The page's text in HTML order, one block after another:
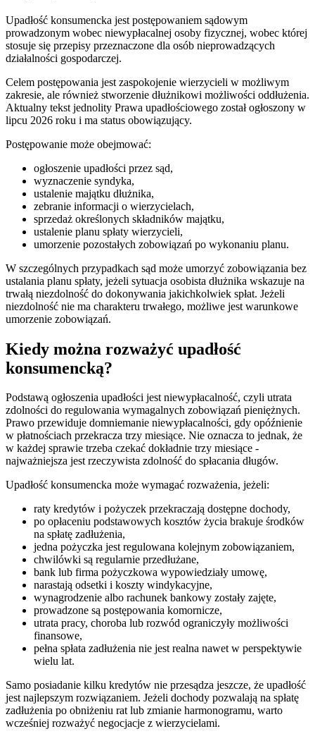
Upadłość konsumencka jest postępowaniem sądowym
prowadzonym wobec niewypłacalnej osoby fizycznej, wobec której
stosuje się przepisy przeznaczone dla osób nieprowadzących
działalności gospodarczej.
Celem postępowania jest zaspokojenie wierzycieli w możliwym
zakresie, ale również stworzenie dłużnikowi możliwości oddłużenia.
Aktualny tekst jednolity Prawa upadłościowego został ogłoszony w
lipcu 2026 roku i ma status obowiązujący.
Postępowanie może obejmować:
ogłoszenie upadłości przez sąd,
wyznaczenie syndyka,
ustalenie majątku dłużnika,
zebranie informacji o wierzycielach,
sprzedaż określonych składników majątku,
ustalenie planu spłaty wierzycieli,
umorzenie pozostałych zobowiązań po wykonaniu planu.
W szczególnych przypadkach sąd może umorzyć zobowiązania bez
ustalania planu spłaty, jeżeli sytuacja osobista dłużnika wskazuje na
trwałą niezdolność do dokonywania jakichkolwiek spłat. Jeżeli
niezdolność nie ma charakteru trwałego, możliwe jest warunkowe
umorzenie zobowiązań.
Kiedy można rozważyć upadłość
konsumencką?
Podstawą ogłoszenia upadłości jest niewypłacalność, czyli utrata
zdolności do regulowania wymagalnych zobowiązań pieniężnych.
Prawo przewiduje domniemanie niewypłacalności, gdy opóźnienie
w płatnościach przekracza trzy miesiące. Nie oznacza to jednak, że
w każdej sprawie trzeba czekać dokładnie trzy miesiące -
najważniejsza jest rzeczywista zdolność do spłacania długów.
Upadłość konsumencka może wymagać rozważenia, jeżeli:
raty kredytów i pożyczek przekraczają dostępne dochody,
po opłaceniu podstawowych kosztów życia brakuje środków
na spłatę zadłużenia,
jedna pożyczka jest regulowana kolejnym zobowiązaniem,
chwilówki są regularnie przedłużane,
bank lub firma pożyczkowa wypowiedziały umowę,
narastają odsetki i koszty windykacyjne,
wynagrodzenie albo rachunek bankowy zostały zajęte,
prowadzone są postępowania komornicze,
utrata pracy, choroba lub rozwód ograniczyły możliwości
finansowe,
pełna spłata zadłużenia nie jest realna nawet w perspektywie
wielu lat.
Samo posiadanie kilku kredytów nie przesądza jeszcze, że upadłość
jest najlepszym rozwiązaniem. Jeżeli dochody pozwalają na spłatę
zadłużenia po obniżeniu rat lub zmianie harmonogramu, warto
wcześniej rozważyć negocjacje z wierzycielami.